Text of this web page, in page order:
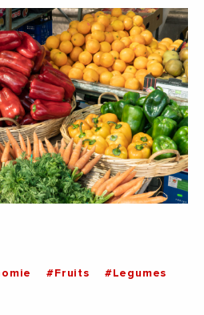
#Fruits
#Legumes